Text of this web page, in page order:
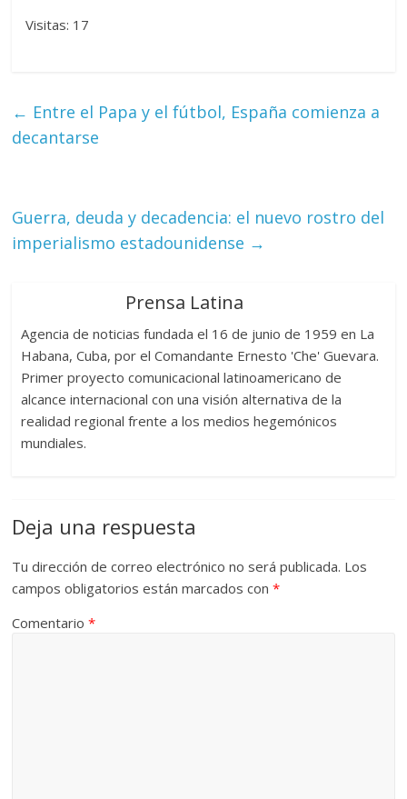
Visitas: 17
← Entre el Papa y el fútbol, España comienza a
decantarse
Guerra, deuda y decadencia: el nuevo rostro del
imperialismo estadounidense →
Prensa Latina
Agencia de noticias fundada el 16 de junio de 1959 en La
Habana, Cuba, por el Comandante Ernesto 'Che' Guevara.
Primer proyecto comunicacional latinoamericano de
alcance internacional con una visión alternativa de la
realidad regional frente a los medios hegemónicos
mundiales.
Deja una respuesta
Tu dirección de correo electrónico no será publicada. Los
campos obligatorios están marcados con*
Comentario*